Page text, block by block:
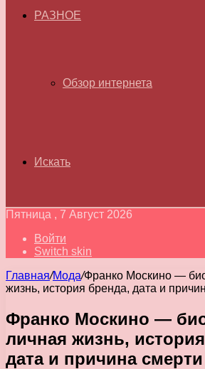
РАЗНОЕ
Обзор интернета
Искать
Пятница , 7 Август 2026
Войти
Switch skin
Главная/Мода/Франко Москино —
жизнь, история бренда, дата и
Франко Москино —
личная жизнь,
дата и причина смерти